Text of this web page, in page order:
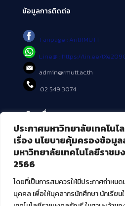
ประกาศมหาวิทยาลัยเทคโน
เรื่อง นโยบายคุ้มครองข้อมู
มหาวิทยาลัยเทคโนโลยีราช
2566
โดยที่เป็นการสมควรให้มีประกาศกำห
บุคคล เพื่อให้บุคลากรนักศึกษา นักเรียน
ข้อมูลการติดต่อ
Fanpage : AritRMUTT
Line@ : https://lin.ee/
admin@rmutt.ac.th
02 549 3074
บริการอื่นๆ ของ สวส.
ศูนย์สื่อดิจิทัล
ศูนย์นวัตกรรมและความรู้
ศูนย์พัฒนาและบริการนวัตกรรมดิจิ
สมัยใหม่ (MoSeC)
งานบริการวิชาการให้กับหน่วยงาน